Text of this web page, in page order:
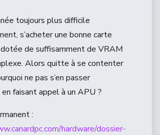
toujours plus difficile
s’acheter une bonne carte
de suffisamment de VRAM
Alors quitte à se contenter
ne pas s’en passer
faisant appel à un APU ?
:
hardware/dossier-